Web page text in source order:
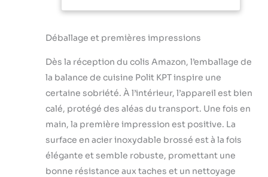
(adaptateur
d'alimentation
inclus)
écran LCD facile à
cadeau idéal pour
cuisine qui exigent
des mesures
exactes.
Nettoyage sans
tracas et facile à
ranger : la surface
amovible en acier
inoxydable assure
un nettoyage
Déballage et premières impressions
Dès la réception du colis Amazon, l’emballage de
la balance de cuisine Polit KPT inspire une
certaine sobriété. À l’intérieur, l’appareil est bien
calé, protégé des aléas du transport. Une fois en
main, la première impression est positive. La
surface en acier inoxydable brossé est à la fois
élégante et semble robuste, promettant une
bonne résistance aux taches et un nettoyage